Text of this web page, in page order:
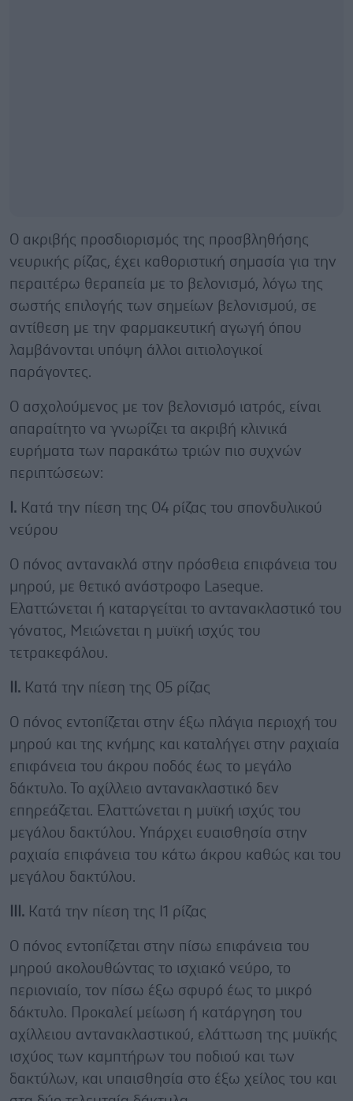
Ο ακριβής προσδιορισμός της προσβληθήσης
νευρικής ρίζας, έχει καθοριστική σημασία για την
περαιτέρω θεραπεία με το βελονισμό, λόγω της
σωστής επιλογής των σημείων βελονισμού, σε
αντίθεση με την φαρμακευτική αγωγή όπου
λαμβάνονται υπόψη άλλοι αιτιολογικοί
παράγοντες.
Ο ασχολούμενος με τον βελονισμό ιατρός, είναι
απαραίτητο να γνωρίζει τα ακριβή κλινικά
ευρήματα των παρακάτω τριών πιο συχνών
περιπτώσεων:
Ι. Κατά την πίεση της Ο4 ρίζας του σπονδυλικού
νεύρου
Ο πόνος αντανακλά στην πρόσθεια επιφάνεια του
μηρού, με θετικό ανάστροφο Laseque.
Ελαττώνεται ή καταργείται το αντανακλαστικό του
γόνατος, Μειώνεται η μυϊκή ισχύς του
τετρακεφάλου.
ΙΙ. Κατά την πίεση της Ο5 ρίζας
Ο πόνος εντοπίζεται στην έξω πλάγια περιοχή του
μηρού και της κνήμης και καταλήγει στην ραχιαία
επιφάνεια του άκρου ποδός έως το μεγάλο
δάκτυλο. Το αχίλλειο αντανακλαστικό δεν
επηρεάζεται. Ελαττώνεται η μυϊκή ισχύς του
μεγάλου δακτύλου. Υπάρχει ευαισθησία στην
ραχιαία επιφάνεια του κάτω άκρου καθώς και του
μεγάλου δακτύλου.
ΙΙΙ. Κατά την πίεση της Ι1 ρίζας
Ο πόνος εντοπίζεται στην πίσω επιφάνεια του
μηρού ακολουθώντας το ισχιακό νεύρο, το
περιoνιαίο, τον πίσω έξω σφυρό έως το μικρό
δάκτυλο. Προκαλεί μείωση ή κατάργηση του
αχίλλειου αντανακλαστικού, ελάττωση της μυϊκής
ισχύος των καμπτήρων του ποδιού και των
δακτύλων, και υπαισθησία στο έξω χείλος του και